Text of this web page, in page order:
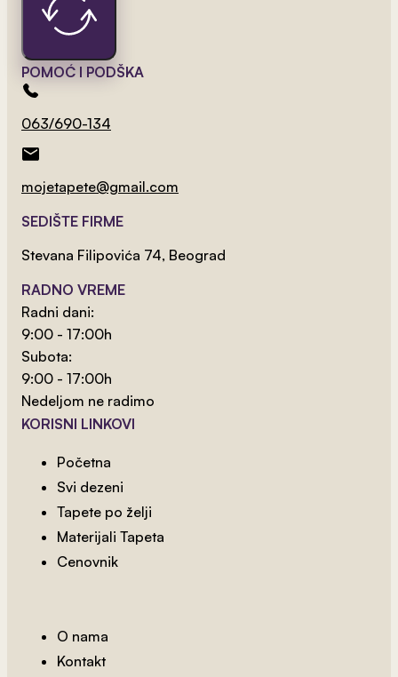
Cigla 1 Vintage
POMOĆ I PODŠKA
063/690-134
mojetapete@gmail.com
SEDIŠTE FIRME
Stevana Filipovića 74, Beograd
RADNO VREME
Radni dani:
9:00 - 17:00h
Subota:
9:00 - 17:00h
Nedeljom ne radimo
KORISNI LINKOVI
Početna
Svi dezeni
Tapete po želji
Materijali Tapeta
Cenovnik
O nama
Kontakt